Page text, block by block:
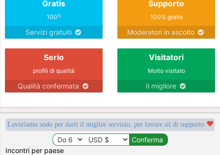
Gratis
100%
Servizi gratuiti
Supporto
100% gratis
Moderatori in ascolto
Serio
profili di qualità
Qualità confermata
Visitatori
Molto visitato
Il migliore
Lavoriamo sodo per darti il miglior servizio, per favore sii di supporto
Incontri per paese